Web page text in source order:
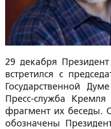
29 декабря
встретился с
Государственной
Пресс-служба
фрагмент их беседы.
обозначены